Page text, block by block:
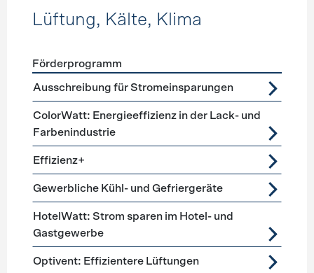
Lüftung, Kälte, Klima
Förderprogramme Lüftung, Kälte, Klima
Förderprogramm
Ausschreibung für Stromeinsparungen
ColorWatt: Energieeffizienz in der Lack- und
Farbenindustrie
Effizienz+
Gewerbliche Kühl- und Gefriergeräte
HotelWatt: Strom sparen im Hotel- und
Gastgewerbe
Optivent: Effizientere Lüftungen